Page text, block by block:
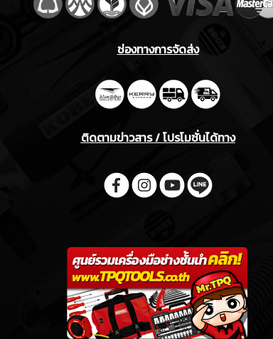
ช่องทางการจัดส่ง
ติดตามข่าวสาร / โปรโมชั่นได้ทาง